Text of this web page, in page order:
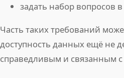
задать набор вопросов
Часть таких требований
доступность данных ещё не
справедливым и связанным с